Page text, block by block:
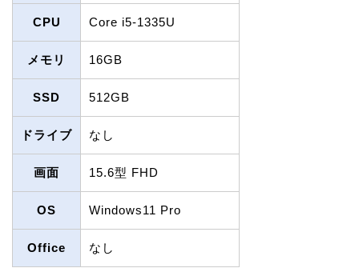
CPU Core i5-1335U
メモリ 16GB
SSD 512GB
ドライブ なし
画面 15.6型 FHD
OS Windows11 Pro
Office なし